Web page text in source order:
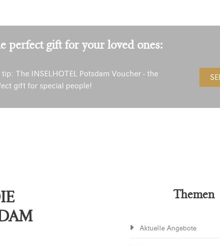
perfect gift for your loved ones:
tip: The INSELHOTEL Potsdam Voucher - the
gift for special people!
Themen
Aktuelle Angebote